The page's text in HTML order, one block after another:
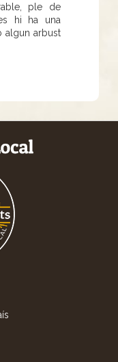
ple de
hi ha una
algun arbust